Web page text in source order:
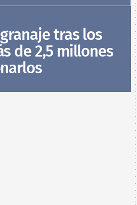
tras los
de 2,5 millones